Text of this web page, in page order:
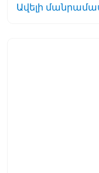
աշխատանքային
Ավելի